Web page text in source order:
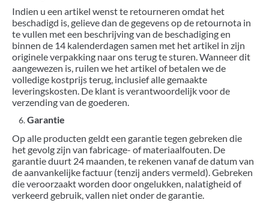
Indien u een artikel wenst te retourneren omdat het
beschadigd is, gelieve dan de gegevens op de retournota in
te vullen met een beschrijving van de beschadiging en
binnen de 14 kalenderdagen samen met het artikel in zijn
originele verpakking naar ons terug te sturen. Wanneer dit
aangewezen is, ruilen we het artikel of betalen we de
volledige kostprijs terug, inclusief alle gemaakte
leveringskosten. De klant is verantwoordelijk voor de
verzending van de goederen.
Garantie
Op alle producten geldt een garantie tegen gebreken die
het gevolg zijn van fabricage- of materiaalfouten. De
garantie duurt 24 maanden, te rekenen vanaf de datum van
de aanvankelijke factuur (tenzij anders vermeld). Gebreken
die veroorzaakt worden door ongelukken, nalatigheid of
verkeerd gebruik, vallen niet onder de garantie.